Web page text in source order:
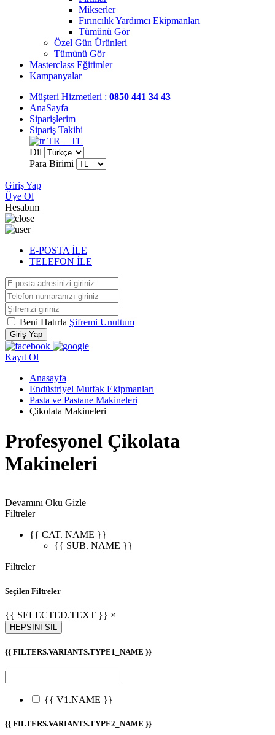
Mikserler
Fırıncılık Yardımcı Ekipmanları
Tümünü Gör
Özel Gün Ürünleri
Tümünü Gör
Masterclass Eğitimler
Kampanyalar
Müşteri Hizmetleri : 0850 441 34 43
AnaSayfa
Siparişlerim
Sipariş Takibi
TR − TL
Dil
Para Birimi
Giriş Yap
Üye Ol
Hesabım
E-POSTA İLE
TELEFON İLE
Beni Hatırla Şifremi Unuttum
Giriş Yap
Kayıt Ol
Anasayfa
Endüstriyel Mutfak Ekipmanları
Pasta ve Pastane Makineleri
Çikolata Makineleri
Profesyonel Çikolata
Makineleri
Devamını Oku Gizle
Filtreler
{{ CAT. NAME }}
{{ SUB. NAME }}
Filtreler
Seçilen Filtreler
{{ SELECTED.TEXT }} ×
HEPSİNİ SİL
{{ FILTERS.VARIANTS.TYPE1_NAME }}
{{ V1.NAME }}
{{ FILTERS.VARIANTS.TYPE2_NAME }}